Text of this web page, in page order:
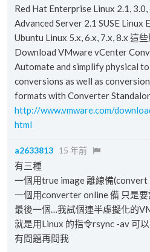
Red Hat Enterprise Linux 2.1,
Advanced Server 2.1 SUSE Linux
Ubuntu Linux 5.x, 6.x, 7.x, 8.x 這
Download VMware vCenter
Automate and simplify physical
conversions as well as
formats with Converter
http://www.vmware.com/
html
a2633813 15 年前
有三種
一個用true image 離線備(convert
一個用converter online 備 只是要
最後一個…我試個連半虛擬化的
就是用Linux 的指令rsync -av 可
有問題再問我